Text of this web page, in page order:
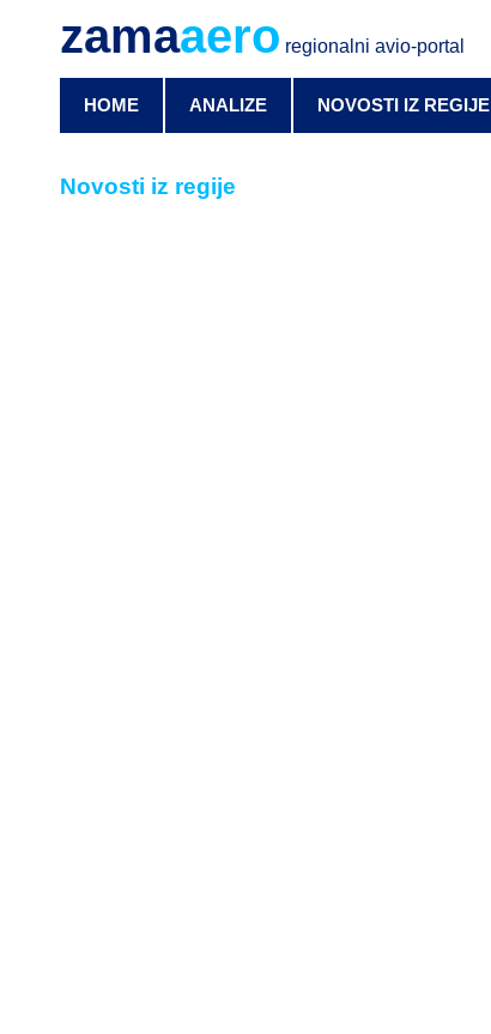
zamaaero regionalni avio-portal
HOME ANALIZE NOVOSTI IZ REGIJE
Novosti iz regije